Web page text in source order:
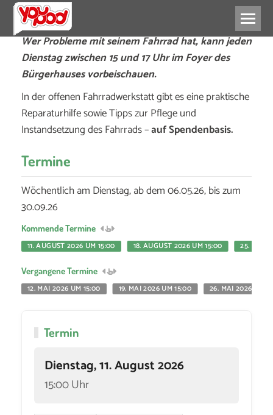
Wer Probleme mit seinem Fahrrad hat, kann jeden
Dienstag zwischen 15 und 17 Uhr im Foyer des
Bürgerhauses vorbeischauen.
In der offenen Fahrradwerkstatt gibt es eine praktische
Reparaturhilfe sowie Tipps zur Pflege und
Instandsetzung des Fahrrads –auf Spendenbasis.
Termine
Wöchentlich am Dienstag, ab dem 06.05.26, bis zum
30.09.26
Kommende Termine
11. AUGUST 2026 UM 15:00
18. AUGUST 2026 UM 15:00 25.
Vergangene Termine
12. MAI 2026 UM 15:00
19. MAI 2026 UM 15:00 26. MAI 2026 UM
Termin
Dienstag, 11. August 2026
15:00 Uhr